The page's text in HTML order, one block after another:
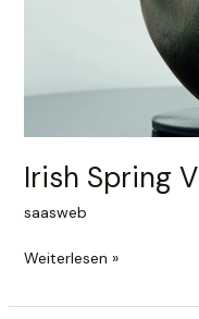
Irish Spring V
saasweb
Irish
V
Weiterlesen »